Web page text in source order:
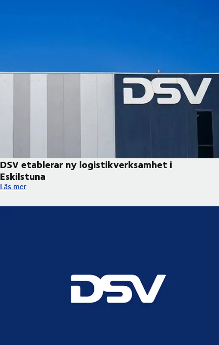
DSV etablerar ny logistikverksamhet i
Eskilstuna
DSV etablerar ny logistikverksamhet i Eskilstuna
Läs mer